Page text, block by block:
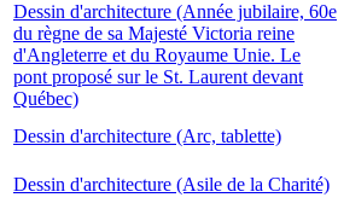
Dessin d'architecture (Année jubilaire, 60e
du règne de sa Majesté Victoria reine
d'Angleterre et du Royaume Unie. Le
pont proposé sur le St. Laurent devant
Québec)
Dessin d'architecture (Arc, tablette)
Dessin d'architecture (Asile de la Charité)